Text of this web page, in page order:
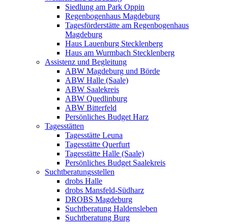
Siedlung am Park Oppin
Regenbogenhaus Magdeburg
Tagesförderstätte am Regenbogenhaus
Magdeburg
Haus Lauenburg Stecklenberg
Haus am Wurmbach Stecklenberg
Assistenz und Begleitung
ABW Magdeburg und Börde
ABW Halle (Saale)
ABW Saalekreis
ABW Quedlinburg
ABW Bitterfeld
Persönliches Budget Harz
Tagesstätten
Tagesstätte Leuna
Tagesstätte Querfurt
Tagesstätte Halle (Saale)
Persönliches Budget Saalekreis
Suchtberatungsstellen
drobs Halle
drobs Mansfeld-Südharz
DROBS Magdeburg
Suchtberatung Haldensleben
Suchtberatung Burg